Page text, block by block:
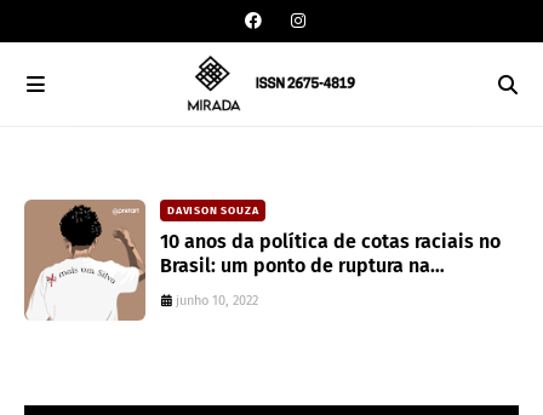
DAVISON SOUZA
10 anos da política de cotas raciais no
Brasil: um ponto de ruptura na
colonialidade
junho 10, 2022